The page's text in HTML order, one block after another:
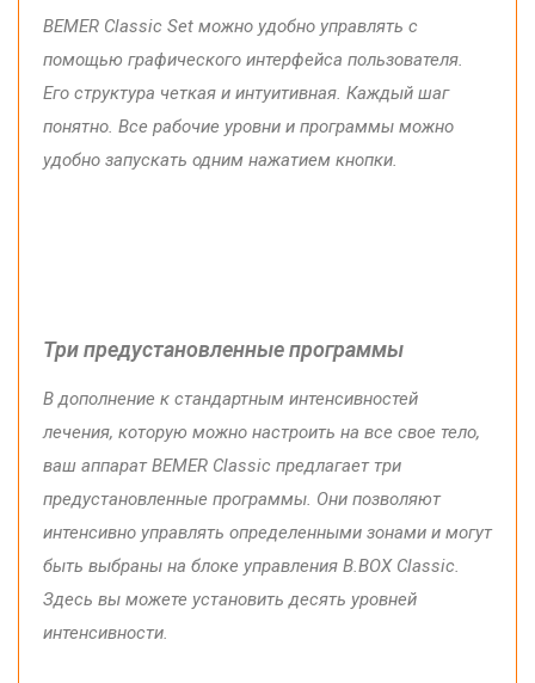
BEMER Classic Set можно удобно управлять с
помощью графического интерфейса пользователя.
Его структура четкая и интуитивная. Каждый шаг
понятно. Все рабочие уровни и программы можно
удобно запускать одним нажатием кнопки.
Трипредустановленныепрограммы
В дополнение к стандартным интенсивностей
лечения, которую можно настроить на все свое тело,
ваш аппарат BEMER Classic предлагает три
предустановленные программы. Они позволяют
интенсивно управлять определенными зонами и могут
быть выбраны на блоке управления B.BOX Classic.
Здесь вы можете установить десять уровней
интенсивности.